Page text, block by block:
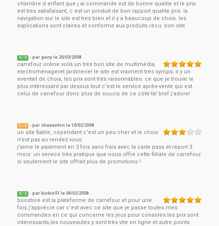
chambre d enfant que j ai commande est de bonne qualite et le prix
est tres satisfaisant, c est un produit de bon rapport qualite prix. la
navigation sur le site est tres bien et il y a beaucoup de choix. les
explications sont claires et conforme aux produits recu. bon site
5 / 5 - pargeny le 20/03/2008
carrefour online voilà un très bon site de multimédia,
electroménageret jardinerie! le site est vraiment très sympa; il y un
eventail de choix, les prix sont très raisonnables. ce que je trouve le
plus intéressant par dessus tout c'est le service après-vente qui est
celui de carrefour donc plus de soucis de ce côté-là! bref j'adore!
3 / 5 - parchevanton le10/02/2008
un site fiable, cependant c'est un peu cher et le choix
n'est pas au rendez vous.
j'aime le paiement en 3 fois sans frais avec la carte pass et report 3
mois: un service très pratique que nous offre cette filliale de carrefour.
si seulement le site offrait plus de promotions !
5 / 5 - par kinkin51 le04/02/2008
boostore est la plateforme de carrefour et pour une
fois j'apprécie car c'est avec ce site que je passe toutes mes
commandes en ce qui concerne les jeux pour consoles.les prix sont
intéressants,les nouveautés y sont très vite en ligne et autre points